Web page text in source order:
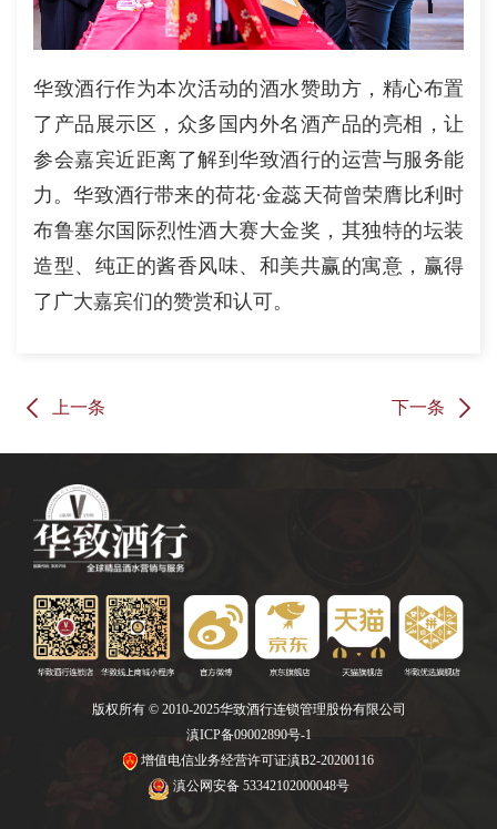
华致酒行作为本次活动的酒水赞助方，精心布置
了产品展示区，众多国内外名酒产品的亮相，让
参会嘉宾近距离了解到华致酒行的运营与服务能
力。华致酒行带来的荷花·金蕊天荷曾荣膺比利时
布鲁塞尔国际烈性酒大赛大金奖，其独特的坛装
造型、纯正的酱香风味、和美共赢的寓意，赢得
了广大嘉宾们的赞赏和认可。
上一条 下一条
版权所有 © 2010-2025华致酒行连锁管理股份有限公司
滇ICP备09002890号-1
增值电信业务经营许可证滇B2-20200116
滇公网安备 53342102000048号